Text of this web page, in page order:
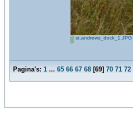
st.andrews_dock_1.JPG
Pagina's: 1 ... 65 66 67 68 [69] 70 71 72